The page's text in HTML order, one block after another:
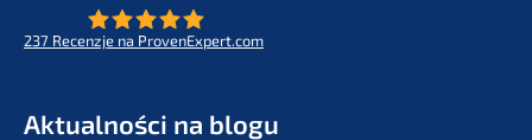
237 Recenz­je na ProvenExpert.com
Aktual­ności na blogu